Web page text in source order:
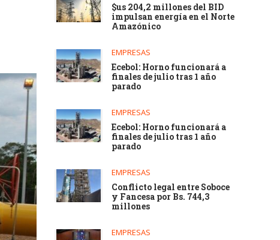
$us 204,2 millones del BID
impulsan energía en el Norte
Amazónico
EMPRESAS
Ecebol: Horno funcionará a
finales de julio tras 1 año
parado
EMPRESAS
Ecebol: Horno funcionará a
finales de julio tras 1 año
parado
EMPRESAS
Conflicto legal entre Soboce
y Fancesa por Bs. 744,3
millones
EMPRESAS